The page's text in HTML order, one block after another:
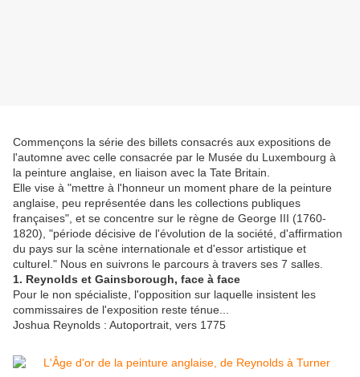
Commençons la série des billets consacrés aux expositions de
l'automne avec celle consacrée par le Musée du Luxembourg à
la peinture anglaise, en liaison avec la Tate Britain.
Elle vise à "mettre à l'honneur un moment phare de la peinture
anglaise, peu représentée dans les collections publiques
françaises", et se concentre sur le règne de George III (1760-
1820), "période décisive de l'évolution de la société, d'affirmation
du pays sur la scène internationale et d'essor artistique et
culturel." Nous en suivrons le parcours à travers ses 7 salles.
1. Reynolds et Gainsborough, face à face
Pour le non spécialiste, l'opposition sur laquelle insistent les
commissaires de l'exposition reste ténue...
Joshua Reynolds : Autoportrait, vers 1775